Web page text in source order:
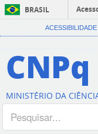
BRASIL
ACESSIBILIDADE
CNPq
MINISTÉRIO DA